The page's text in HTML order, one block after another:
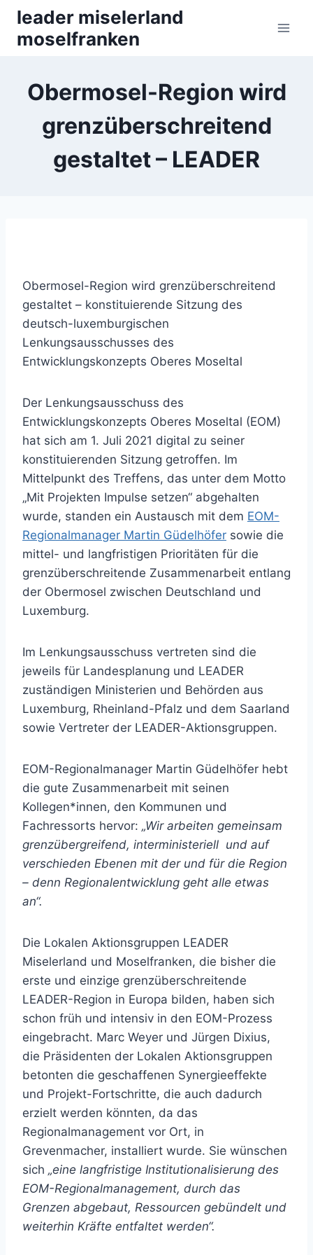
Zum
Inhalt
springen
leader miselerland
moselfranken
Obermosel-Region wird
grenzüberschreitend
gestaltet – LEADER
Obermosel-Region wird grenzüberschreitend
gestaltet – konstituierende Sitzung des
deutsch-luxemburgischen
Lenkungsausschusses des
Entwicklungskonzepts Oberes Moseltal
Der Lenkungsausschuss des
Entwicklungskonzepts Oberes Moseltal (EOM)
hat sich am 1. Juli 2021 digital zu seiner
konstituierenden Sitzung getroffen. Im
Mittelpunkt des Treffens, das unter dem Motto
„Mit Projekten Impulse setzen“ abgehalten
wurde, standen ein Austausch mit dem EOM-
Regionalmanager Martin Güdelhöfer sowie die
mittel- und langfristigen Prioritäten für die
grenzüberschreitende Zusammenarbeit entlang
der Obermosel zwischen Deutschland und
Luxemburg.
Im Lenkungsausschuss vertreten sind die
jeweils für Landesplanung und LEADER
zuständigen Ministerien und Behörden aus
Luxemburg, Rheinland-Pfalz und dem Saarland
sowie Vertreter der LEADER-Aktionsgruppen.
EOM-Regionalmanager Martin Güdelhöfer hebt
die gute Zusammenarbeit mit seinen
Kollegen*innen, den Kommunen und
Fachressorts hervor: „Wir arbeiten gemeinsam
grenzübergreifend, interministeriell und auf
verschieden Ebenen mit der und für die Region
– denn Regionalentwicklung geht alle etwas
an“.
Die Lokalen Aktionsgruppen LEADER
Miselerland und Moselfranken, die bisher die
erste und einzige grenzüberschreitende
LEADER-Region in Europa bilden, haben sich
schon früh und intensiv in den EOM-Prozess
eingebracht. Marc Weyer und Jürgen Dixius,
die Präsidenten der Lokalen Aktionsgruppen
betonten die geschaffenen Synergieeffekte
und Projekt-Fortschritte, die auch dadurch
erzielt werden könnten, da das
Regionalmanagement vor Ort, in
Grevenmacher, installiert wurde. Sie wünschen
sich „eine langfristige Institutionalisierung des
EOM-Regionalmanagement, durch das
Grenzen abgebaut, Ressourcen gebündelt und
weiterhin Kräfte entfaltet werden“.